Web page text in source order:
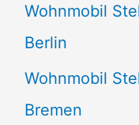
Wohnmobil
Berlin
Wohnmobil
Bremen